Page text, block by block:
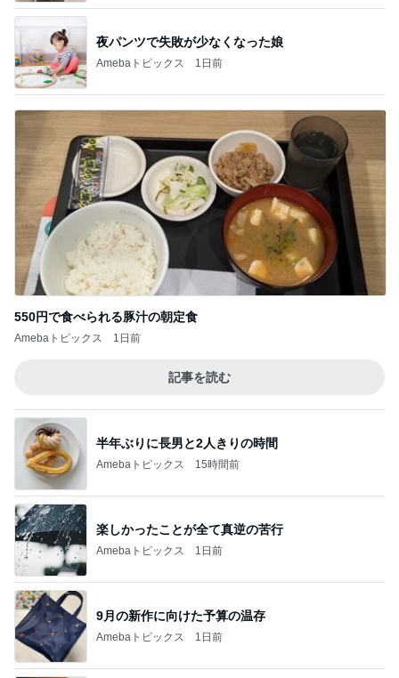
夜パンツで失敗が少なくなった娘
Amebaトピックス 1日前
550円で食べられる豚汁の朝定食
Amebaトピックス 1日前
記事を読む
半年ぶりに長男と2人きりの時間
Amebaトピックス 15時間前
楽しかったことが全て真逆の苦行
Amebaトピックス 1日前
9月の新作に向けた予算の温存
Amebaトピックス 1日前